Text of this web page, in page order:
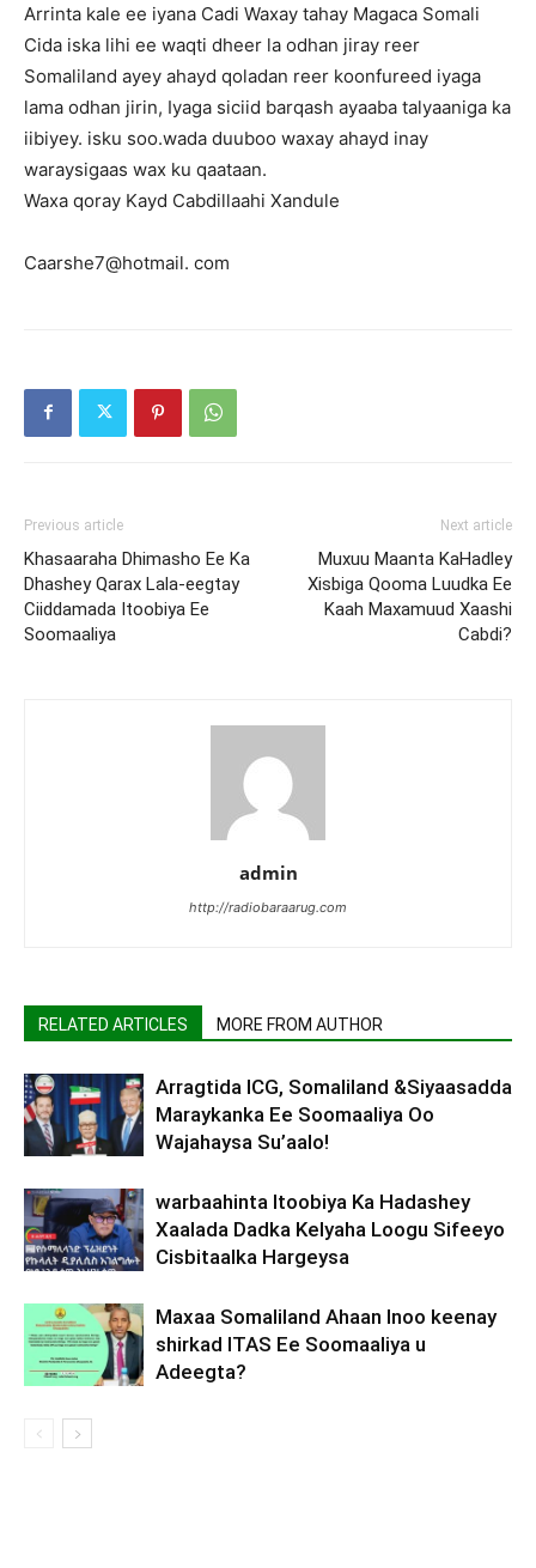
Arrinta kale ee iyana Cadi Waxay tahay Magaca Somali
Cida iska lihi ee waqti dheer la odhan jiray reer
Somaliland ayey ahayd qoladan reer koonfureed iyaga
lama odhan jirin, Iyaga siciid barqash ayaaba talyaaniga ka
iibiyey. isku soo.wada duuboo waxay ahayd inay
waraysigaas wax ku qaataan.
Waxa qoray Kayd Cabdillaahi Xandule
Caarshe7@hotmail. com
Previous article
Khasaaraha Dhimasho Ee Ka
Dhashey Qarax Lala-eegtay
Ciiddamada Itoobiya Ee
Soomaaliya
Next article
Muxuu Maanta KaHadley
Xisbiga Qooma Luudka Ee
Kaah Maxamuud Xaashi
Cabdi?
admin
http://radiobaraarug.com
RELATED ARTICLES MORE FROM AUTHOR
Arragtida ICG, Somaliland &Siyaasadda
Maraykanka Ee Soomaaliya Oo
Wajahaysa Su’aalo!
warbaahinta Itoobiya Ka Hadashey
Xaalada Dadka Kelyaha Loogu Sifeeyo
Cisbitaalka Hargeysa
Maxaa Somaliland Ahaan Inoo keenay
shirkad ITAS Ee Soomaaliya u
Adeegta?